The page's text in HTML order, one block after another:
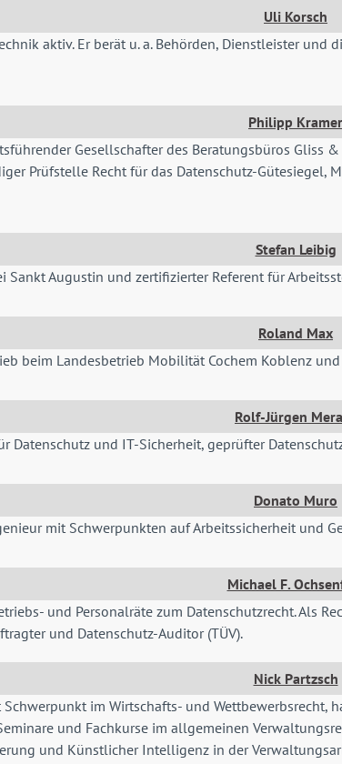
Uli Korsch
aktiv. Er berät u. a. Behörden, Dienstleister
Philipp Kramer
Gesellschafter des Beratungsbüros Gliss
Prüfstelle Recht für das Datenschutz-
Stefan Leibig
Sankt Augustin und zertifizierter Referent für
Roland Max
beim Landesbetrieb Mobilität Cochem Koblenz
Rolf-Jürgen
Datenschutz und IT-Sicherheit, geprüfter
Donato Muro
mit Schwerpunkten auf Arbeitssicherheit und
Michael F.
und Personalräte zum Datenschutzrecht. Als
und Datenschutz-Auditor (TÜV).
Nick Partzsch
im Wirtschafts- und
und Fachkurse im allgemeinen
und Künstlicher Intelligenz in der